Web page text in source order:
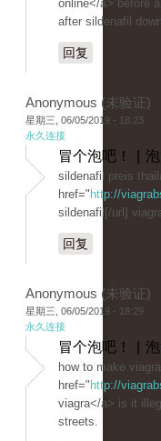
online</a> before
after sildenafil
回复
Anonymous (未验证)
星期三, 06/05/2019 - 18:23
永久连接
冒个泡吧！ |
sildenafil preis
href=" http://
sildenafil[/url]
回复
Anonymous (未验证)
星期三, 06/05/2019 - 18:29
永久连接
冒个泡吧！ |
how to make
href=" http://
viagra</a> is it
streets.